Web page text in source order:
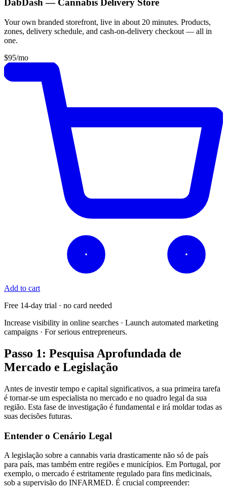
DabDash — Cannabis Delivery Store
Your own branded storefront, live in about 20 minutes. Products,
zones, delivery schedule, and cash-on-delivery checkout — all in
one.
$95/mo
Add to cart
Free 14-day trial · no card needed
Increase visibility in online searches · Launch automated marketing
campaigns · For serious entrepreneurs.
Passo 1: Pesquisa Aprofundada de
Mercado e Legislação
Antes de investir tempo e capital significativos, a sua primeira tarefa
é tornar-se um especialista no mercado e no quadro legal da sua
região. Esta fase de investigação é fundamental e irá moldar todas as
suas decisões futuras.
Entender o Cenário Legal
A legislação sobre a cannabis varia drasticamente não só de país
para país, mas também entre regiões e municípios. Em Portugal, por
exemplo, o mercado é estritamente regulado para fins medicinais,
sob a supervisão do INFARMED. É crucial compreender: